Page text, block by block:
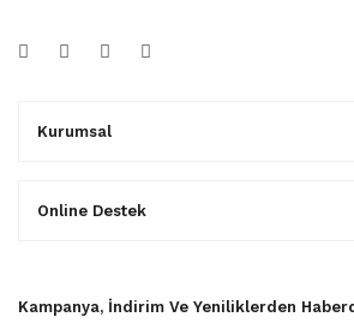
Kurumsal
Online Destek
Kampanya, İndirim Ve Yeniliklerden